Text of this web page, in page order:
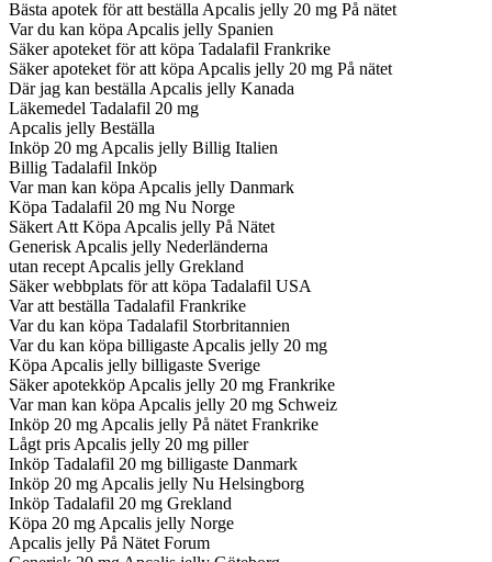
Bästa apotek för att beställa Apcalis jelly 20 mg På nätet
Var du kan köpa Apcalis jelly Spanien
Säker apoteket för att köpa Tadalafil Frankrike
Säker apoteket för att köpa Apcalis jelly 20 mg På nätet
Där jag kan beställa Apcalis jelly Kanada
Läkemedel Tadalafil 20 mg
Apcalis jelly Beställa
Inköp 20 mg Apcalis jelly Billig Italien
Billig Tadalafil Inköp
Var man kan köpa Apcalis jelly Danmark
Köpa Tadalafil 20 mg Nu Norge
Säkert Att Köpa Apcalis jelly På Nätet
Generisk Apcalis jelly Nederländerna
utan recept Apcalis jelly Grekland
Säker webbplats för att köpa Tadalafil USA
Var att beställa Tadalafil Frankrike
Var du kan köpa Tadalafil Storbritannien
Var du kan köpa billigaste Apcalis jelly 20 mg
Köpa Apcalis jelly billigaste Sverige
Säker apotekköp Apcalis jelly 20 mg Frankrike
Var man kan köpa Apcalis jelly 20 mg Schweiz
Inköp 20 mg Apcalis jelly På nätet Frankrike
Lågt pris Apcalis jelly 20 mg piller
Inköp Tadalafil 20 mg billigaste Danmark
Inköp 20 mg Apcalis jelly Nu Helsingborg
Inköp Tadalafil 20 mg Grekland
Köpa 20 mg Apcalis jelly Norge
Apcalis jelly På Nätet Forum